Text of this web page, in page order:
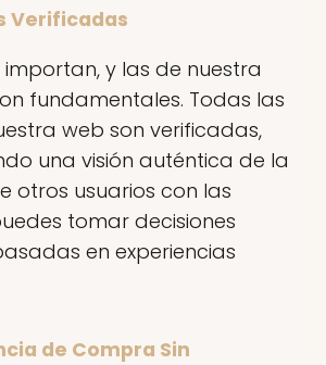
Verificadas
importan, y las de nuestra
fundamentales. Todas las
web son verificadas,
una visión auténtica de la
otros usuarios con las
tomar decisiones
en experiencias
de Compra Sin